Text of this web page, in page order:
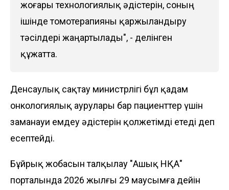
жоғары технологиялық әдістерін, соның
ішінде томотерапияны қаржыландыру
тәсілдері жаңартылады", - делінген
құжатта.
Денсаулық сақтау министрлігі бұл қадам
онкологиялық аурулары бар пациенттер үшін
заманауи емдеу әдістерін қолжетімді етеді деп
есептейді.
Бұйрық жобасын талқылау "Ашық НҚА"
порталында 2026 жылғы 29 маусымға дейін